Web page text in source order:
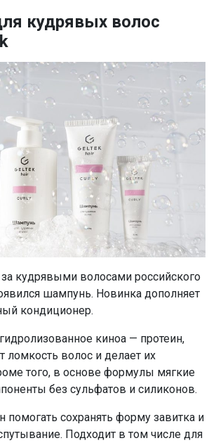
кудрявых волос
кудрявыми волосами российского
шампунь. Новинка дополняет
кондиционер.
киноа — протеин,
ломкость волос и делает их
того, в основе формулы мягкие
без сульфатов и силиконов.
сохранять форму завитка и
Подходит в том числе для